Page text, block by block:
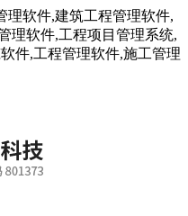
理软件,建筑工程管理软件,
理软件,工程项目管理系统,
件,工程管理软件,施工管理